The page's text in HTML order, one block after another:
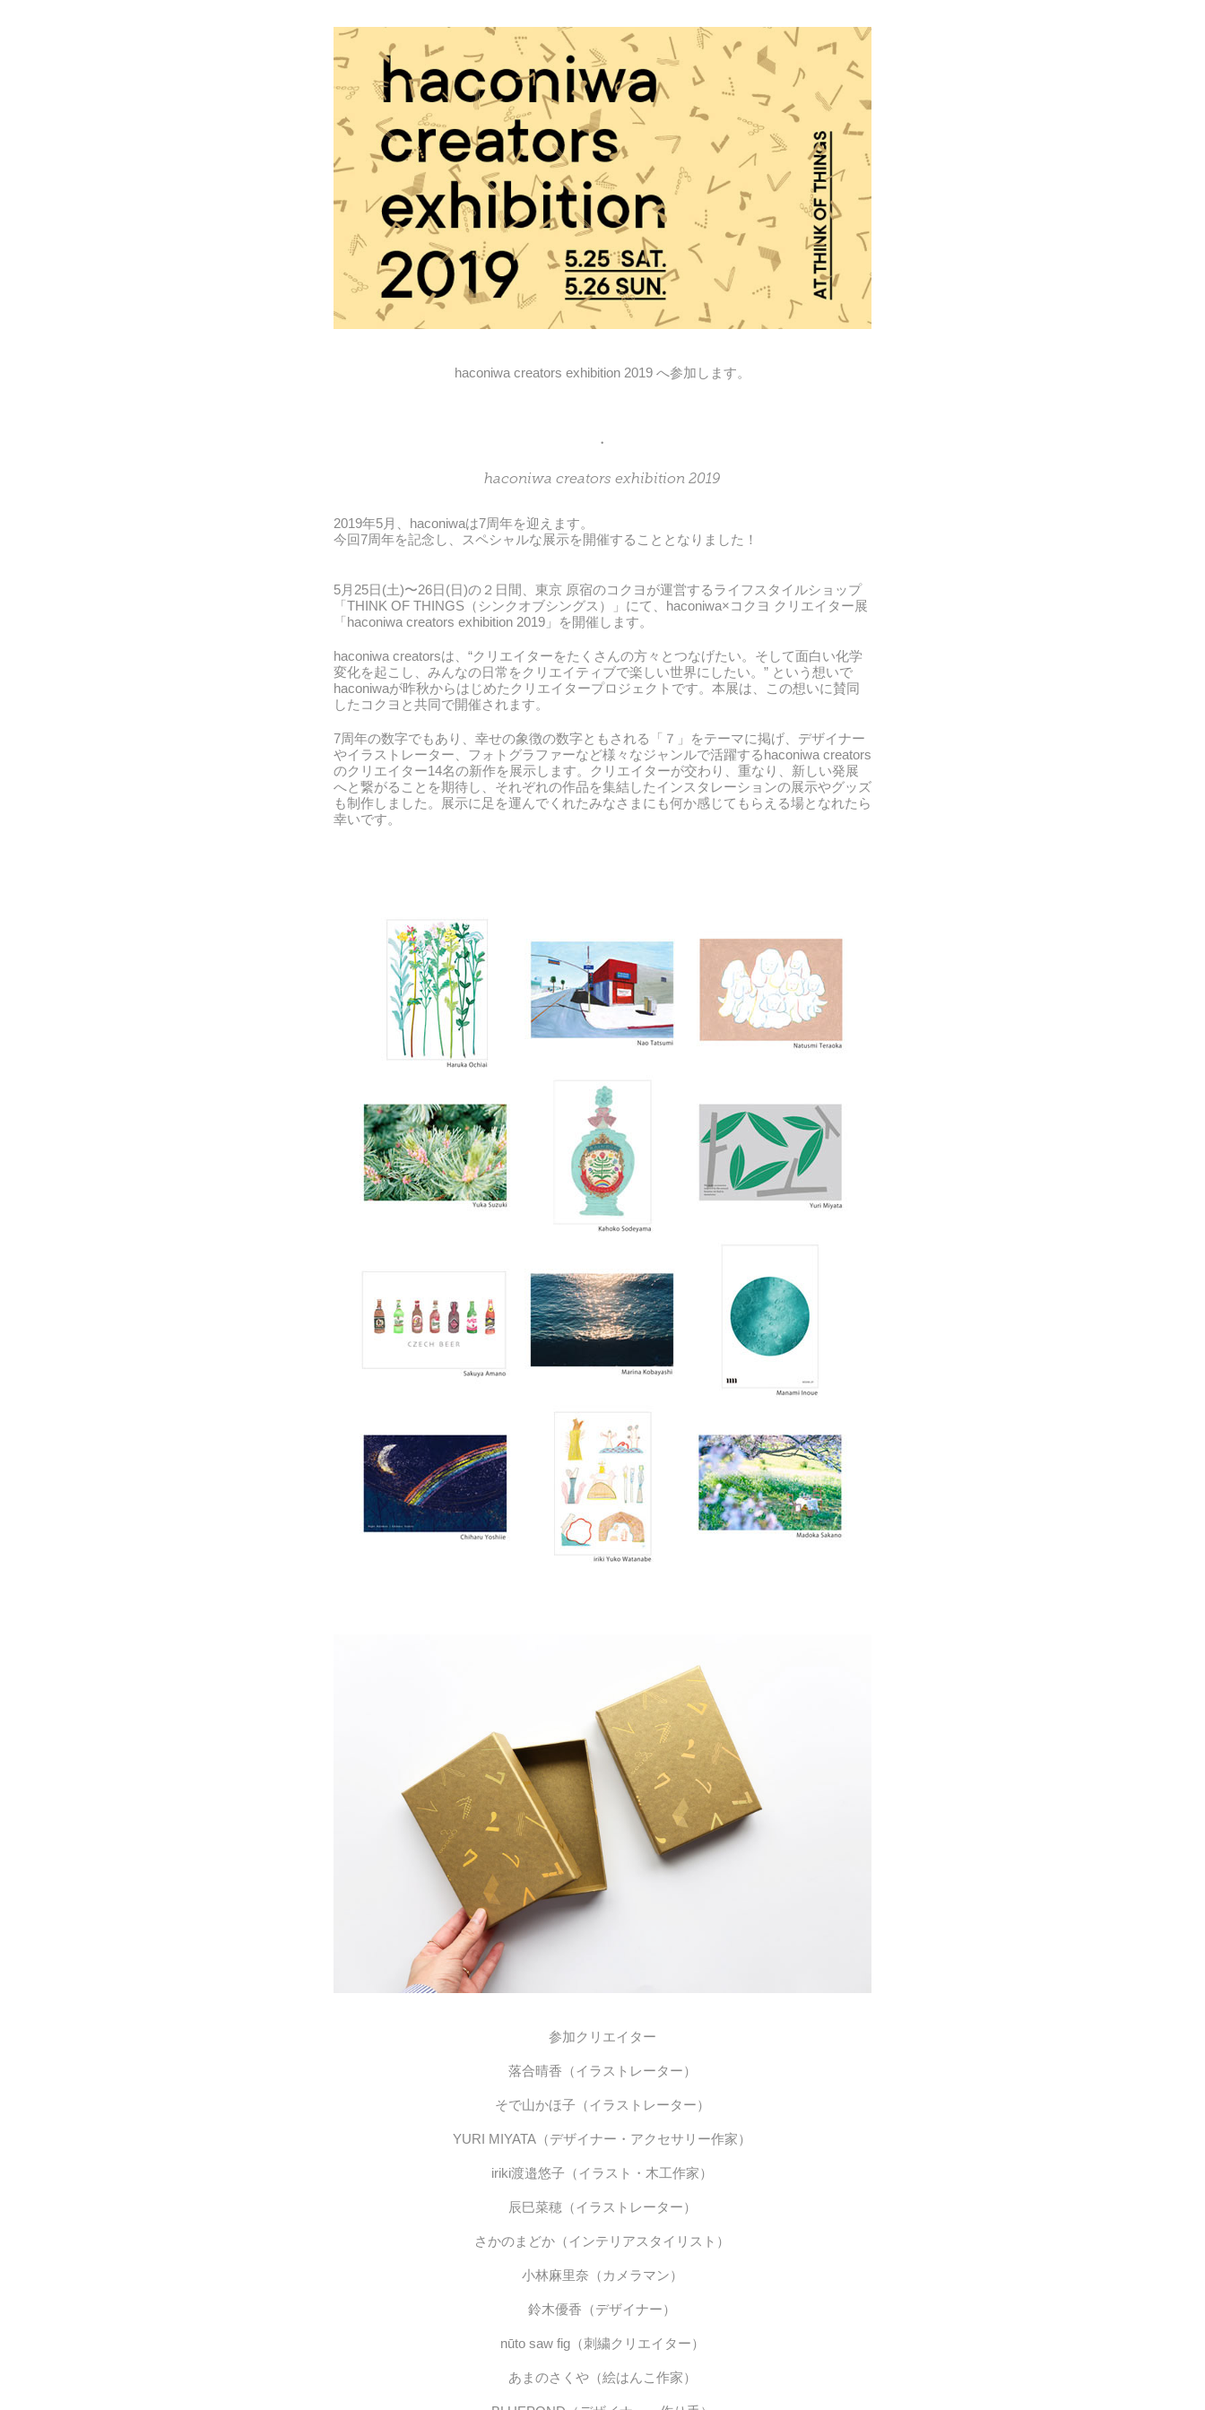
haconiwa creators exhibition 2019 へ参加します。
・
haconiwa creators exhibition 2019​​​​​​
2019年5月、haconiwaは7周年を迎えます。
今回7周年を記念し、スペシャルな展示を開催することとなりました！
5月25日(土)〜26日(日)の２日間、東京 原宿のコクヨが運営するライフスタイルショップ
「THINK OF THINGS（シンクオブシングス）
」にて、haconiwa×コクヨ クリエイター展
「haconiwa creators exhibition 2019」を開催します。
haconiwa creatorsは、“クリエイターをたくさんの方々とつなげたい。そして面白い化学
変化を起こし、みんなの日常をクリエイティブで楽しい世界にしたい。” という想いで
haconiwaが昨秋からはじめたクリエイタープロジェクトです。本展は、この想いに賛同
したコクヨと共同で開催されます。
7周年の数字でもあり、幸せの象徴の数字ともされる「７」をテーマに掲げ、デザイナー
やイラストレーター、フォトグラファーなど様々なジャンルで活躍するhaconiwa creators
のクリエイター14名の新作を展示します。クリエイターが交わり、重なり、新しい発展
へと繋がることを期待し、それぞれの作品を集結したインスタレーションの展示やグッズ
も制作しました。展示に足を運んでくれたみなさまにも何か感じてもらえる場となれたら
幸いです。
参加クリエイター
落合晴香（イラストレーター）
そで山かほ子（イラストレーター）
YURI MIYATA（デザイナー・アクセサリー作家）
iriki渡邉悠子（イラスト・木工作家）
辰巳菜穂（イラストレーター）
さかのまどか（インテリアスタイリスト）
小林麻里奈（カメラマン）
鈴木優香（デザイナー）
nūto saw fig（刺繍クリエイター）
あまのさくや（絵はんこ作家）